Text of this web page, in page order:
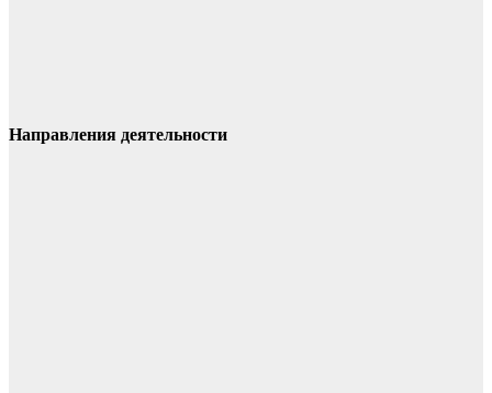
Направления деятельности